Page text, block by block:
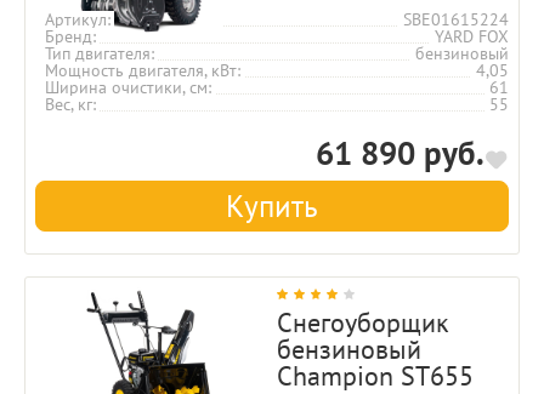
Артикул SBE01615224
Бренд YARD FOX
Тип двигателя бензиновый
Мощность двигателя, кВт 4,05
Ширина очистики, см 61
Вес, кг 55
61 890 руб.
Купить
Снегоуборщик
бензиновый
Champion ST655